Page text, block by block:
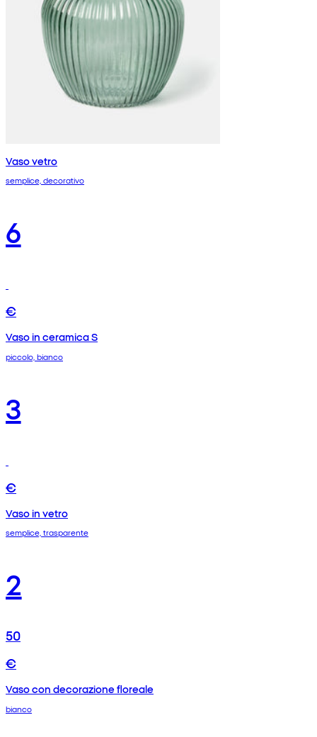
Vaso vetro
semplice, decorativo
6
€
Vaso in ceramica S
piccolo, bianco
3
€
Vaso in vetro
semplice, trasparente
2
50
€
Vaso con decorazione floreale
bianco